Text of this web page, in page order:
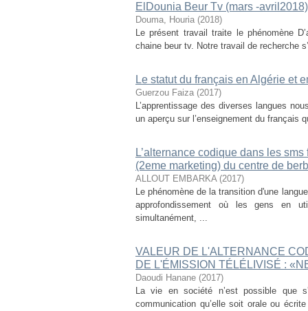
ElDounia Beur Tv (mars -avril2018)
Douma, Houria (2018)
Le présent travail traite le phénomène
chaine beur tv. Notre travail de recherche
Le statut du français en Algérie et
Guerzou Faiza (2017)
L’apprentissage des diverses langues
un aperçu sur l’enseignement du français
L’alternance codique dans les
(2eme marketing) du centre de
ALLOUT EMBARKA (2017)
Le phénomène de la transition d'une
approfondissement où les gens en
simultanément, ...
VALEUR DE L'ALTERNANCE
DE L'ÉMISSION TÉLÉLIVISÉ :
Daoudi Hanane (2017)
La vie en société n’est possible que
communication qu’elle soit orale ou